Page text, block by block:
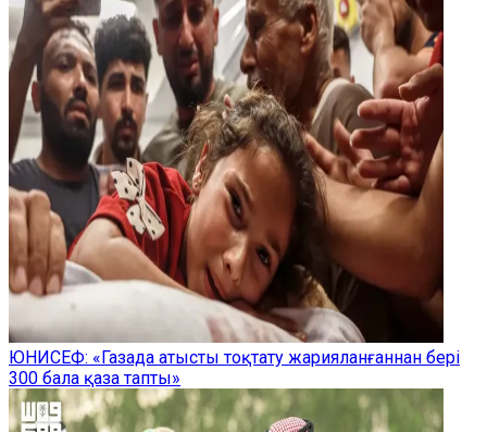
ЮНИСЕФ: «Газада атысты тоқтату жарияланғаннан бері
300 бала қаза тапты»